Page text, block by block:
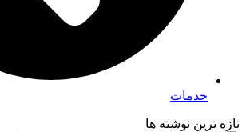
خدمات
تازه ترین نوشته ها